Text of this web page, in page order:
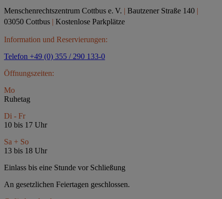
Menschenrechtszentrum Cottbus e. V. | Bautzener Straße 140 |
03050 Cottbus | Kostenlose Parkplätze
Information und Reservierungen:
Telefon +49 (0) 355 / 290 133-0
Öffnungszeiten:
Mo
Ruhetag
Di - Fr
10 bis 17 Uhr
Sa + So
13 bis 18 Uhr
Einlass bis eine Stunde vor Schließung
An gesetzlichen Feiertagen geschlossen.